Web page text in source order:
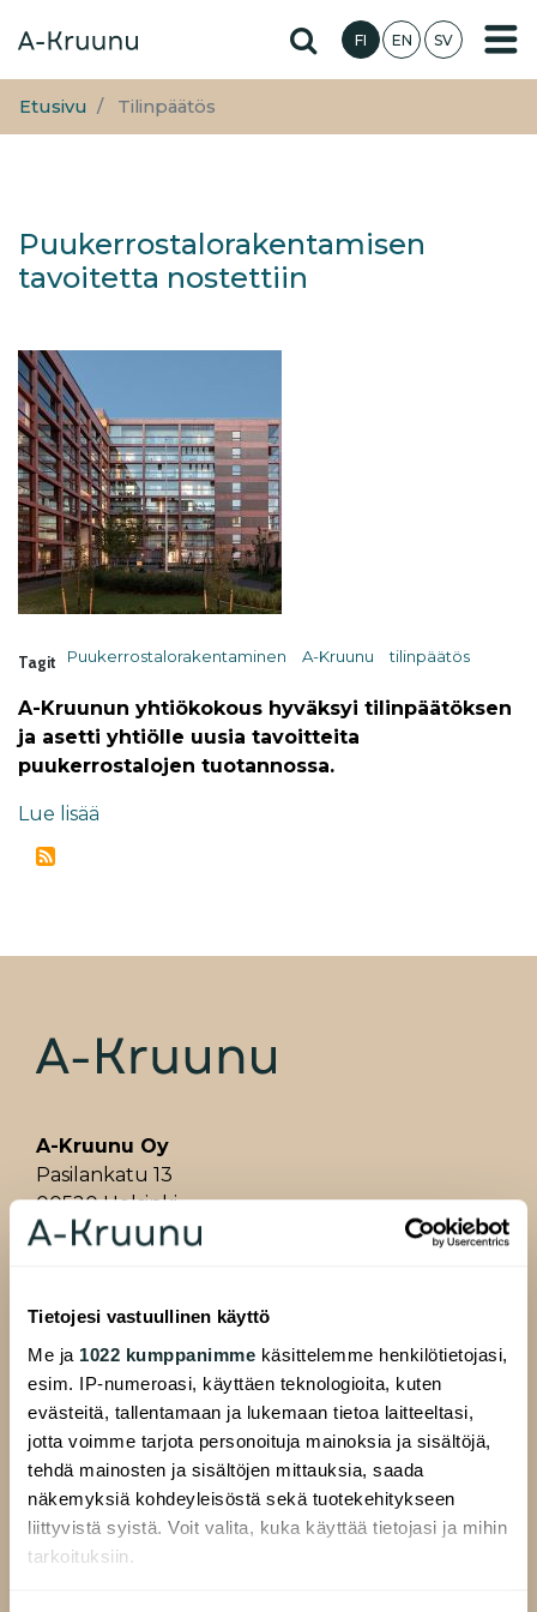
Tietojesi vastuullinen käyttö
Me ja 1022 kumppanimme käsittelemme henkilötietojasi,
esim. IP-numeroasi, käyttäen teknologioita, kuten
evästeitä, tallentamaan ja lukemaan tietoa laitteeltasi,
jotta voimme tarjota personoituja mainoksia ja sisältöjä,
tehdä mainosten ja sisältöjen mittauksia, saada
näkemyksiä kohdeyleisöstä sekä tuotekehitykseen
liittyvistä syistä. Voit valita, kuka käyttää tietojasi ja mihin
tarkoituksiin.
pääsisältöön
Hae sivustolta
FI EN SV
Etusivu Tilinpäätös
Puukerrostalorakentamisen
tavoitetta nostettiin
Tagit Puukerrostalorakentaminen A-Kruunu tilinpäätös
A-Kruunun yhtiökokous hyväksyi tilinpäätöksen
ja asetti yhtiölle uusia tavoitteita
puukerrostalojen tuotannossa.
Lue lisää
A-Kruunu Oy
Pasilankatu 13
00520 Helsinki
ALAVALIKKO
Täytä hakemus
Etsi asuntoa
Uudiskohteet
Ryhmävuokra-asunnot
Taiteilija-asunnot